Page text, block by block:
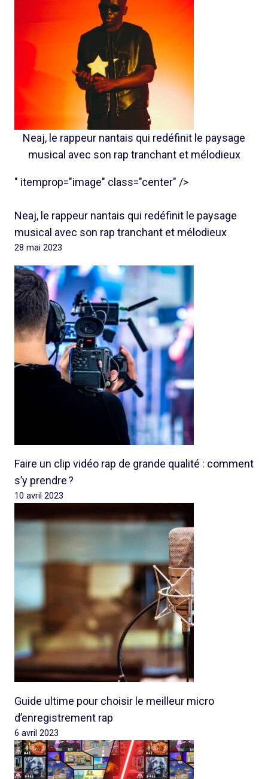
Neaj, le rappeur nantais qui redéfinit le paysage
musical avec son rap tranchant et mélodieux
" itemprop="image" class="center" />
Neaj, le rappeur nantais qui redéfinit le paysage
musical avec son rap tranchant et mélodieux
28 mai 2023
Faire un clip vidéo rap de grande qualité : comment
s’y prendre ?
10 avril 2023
Guide ultime pour choisir le meilleur micro
d’enregistrement rap
6 avril 2023